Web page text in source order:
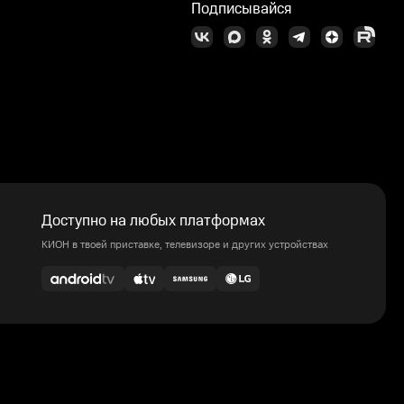
Подписывайся
Доступно на любых платформах
КИОН в твоей приставке, телевизоре и других устройствах